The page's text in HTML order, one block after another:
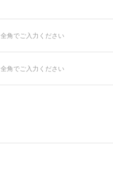
全角でご入力ください
全角でご入力ください